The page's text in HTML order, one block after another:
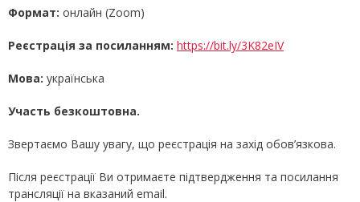
Формат: онлайн (Zoom)
Реєстрація за посиланням: https://bit.ly/3K82eIV
Мова: українська
Участь безкоштовна.
Звертаємо Вашу увагу, що реєстрація на захід обов’язкова.
Після реєстрації Ви отримаєте підтвердження та посилання
трансляції на вказаний email.